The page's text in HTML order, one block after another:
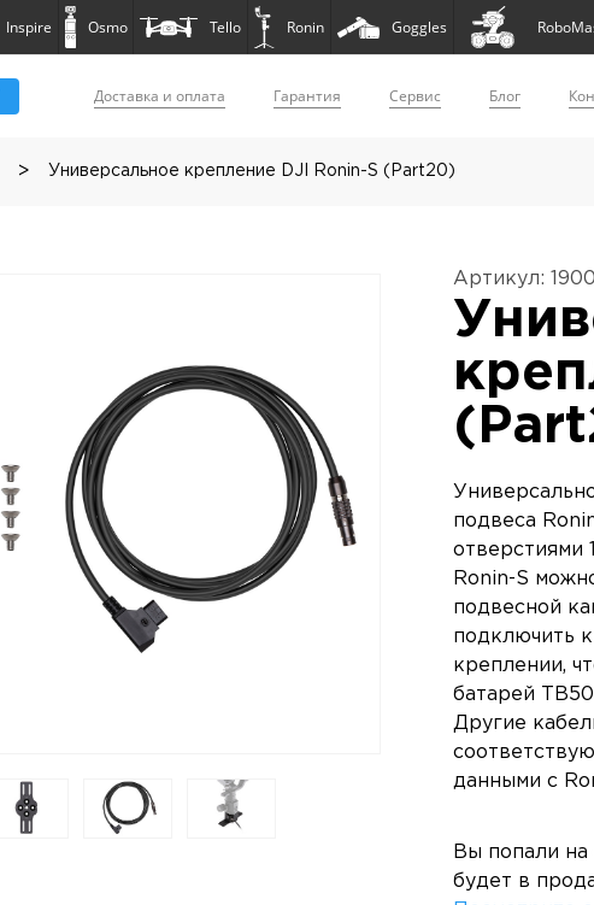
Inspire Osmo Tello Ronin Goggles
Доставка и оплата Гарантия Сервис Блог
> Универсальное крепление DJI Ronin-S (Part20)
Артикул:
подвеса
отверстиями
Ronin-S
подвесной
подключить
креплении,
батарей
Другие
данными с
Вы попали
будет в